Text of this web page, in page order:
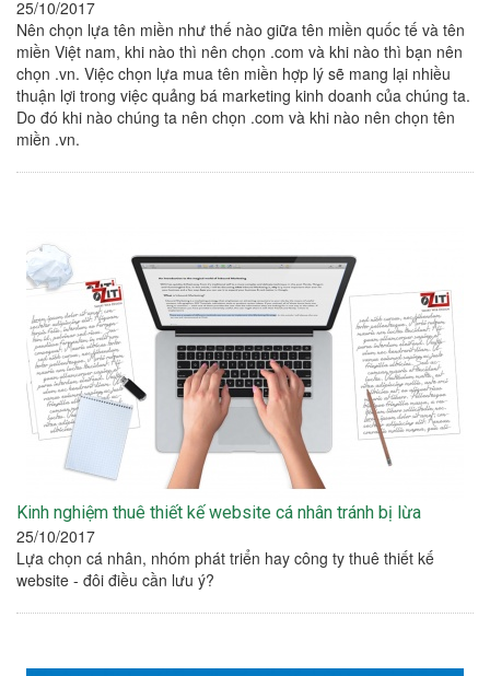
25/10/2017
Nên chọn lựa tên miền như thế nào giữa tên miền quốc tế và tên
miền Việt nam, khi nào thì nên chọn .com và khi nào thì bạn nên
chọn .vn. Việc chọn lựa mua tên miền hợp lý sẽ mang lại nhiều
thuận lợi trong việc quảng bá marketing kinh doanh của chúng ta.
Do đó khi nào chúng ta nên chọn .com và khi nào nên chọn tên
miền .vn.
Kinh nghiệm thuê thiết kế website cá nhân tránh bị lừa
25/10/2017
Lựa chọn cá nhân, nhóm phát triển hay công ty thuê thiết kế
website - đôi điều cần lưu ý?